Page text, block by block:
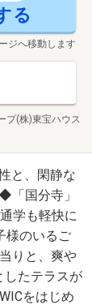
る
ジへ移動します
プ(株)東宝ハウス
と、閑静な
「国分寺」
学も軽快に
様のいるご
りと、爽や
たテラスが
をはじめ